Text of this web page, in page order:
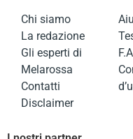
Chi siamo
La redazione
Gli esperti di
Melarossa
Contatti
Disclaimer